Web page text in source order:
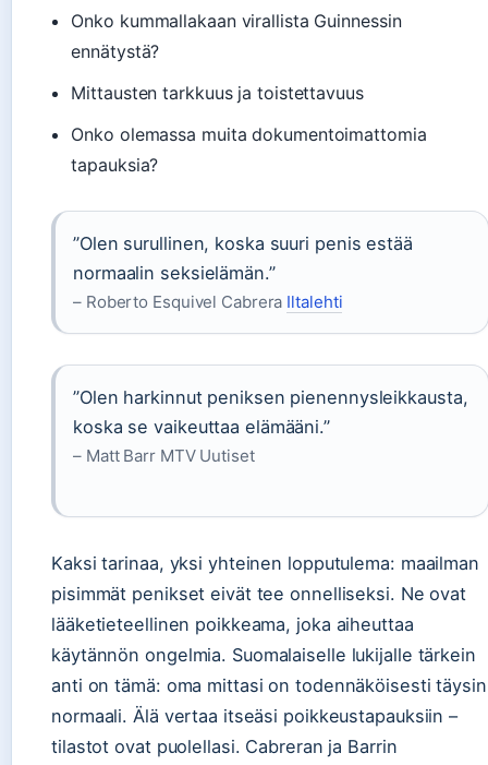
Onko kummallakaan virallista Guinnessin
ennätystä?
Mittausten tarkkuus ja toistettavuus
Onko olemassa muita dokumentoimattomia
tapauksia?
”Olen surullinen, koska suuri penis estää
normaalin seksielämän.”
– Roberto Esquivel Cabrera Iltalehti
”Olen harkinnut peniksen pienennysleikkausta,
koska se vaikeuttaa elämääni.”
– Matt Barr MTV Uutiset
Kaksi tarinaa, yksi yhteinen lopputulema: maailman
pisimmät penikset eivät tee onnelliseksi. Ne ovat
lääketieteellinen poikkeama, joka aiheuttaa
käytännön ongelmia. Suomalaiselle lukijalle tärkein
anti on tämä: oma mittasi on todennäköisesti täysin
normaali. Älä vertaa itseäsi poikkeustapauksiin –
tilastot ovat puolellasi. Cabreran ja Barrin